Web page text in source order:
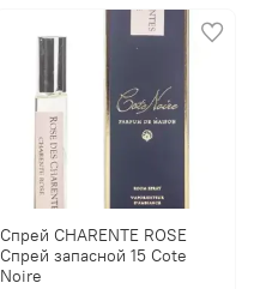
Спрей CHARENTE ROSE
Спрей запасной 15 Cote
Noire